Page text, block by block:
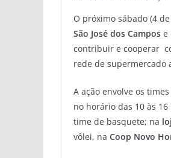
O próximo sábado (4
São José dos Campos e
contribuir e cooperar
rede de supermercado
A ação envolve os times
no horário das 10 às 16
time de basquete; na
vôlei, na Coop Novo